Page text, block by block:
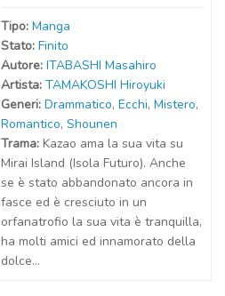
Tipo: Manga
Stato: Finito
Autore: ITABASHI Masahiro
Artista: TAMAKOSHI Hiroyuki
Generi: Drammatico, Ecchi, Mistero,
Romantico, Shounen
Trama: Kazao ama la sua vita su
Mirai Island (Isola Futuro). Anche
se è stato abbandonato ancora in
fasce ed è cresciuto in un
orfanatrofio la sua vita è tranquilla,
ha molti amici ed innamorato della
dolce...